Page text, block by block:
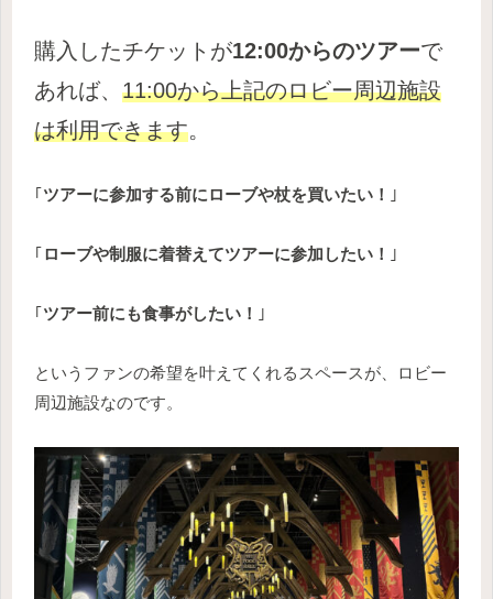
購入したチケットが12:00からのツアーで
あれば、 11:00から上記のロビー周辺施設
は利用できます。
｢ツアーに参加する前にローブや杖を買いたい！ ｣
｢ローブや制服に着替えてツアーに参加したい！ ｣
｢ツアー前にも食事がしたい！ ｣
というファンの希望を叶えてくれるスペースが、ロビー
周辺施設なのです。